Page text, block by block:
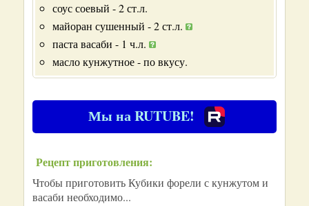
соус соевый - 2 ст.л.
майоран сушенный - 2 ст.л.
паста васаби - 1 ч.л.
масло кунжутное - по вкусу.
Мы на RUTUBE!
Рецепт приготовления:
Чтобы приготовить Кубики форели с кунжутом и
васаби необходимо...